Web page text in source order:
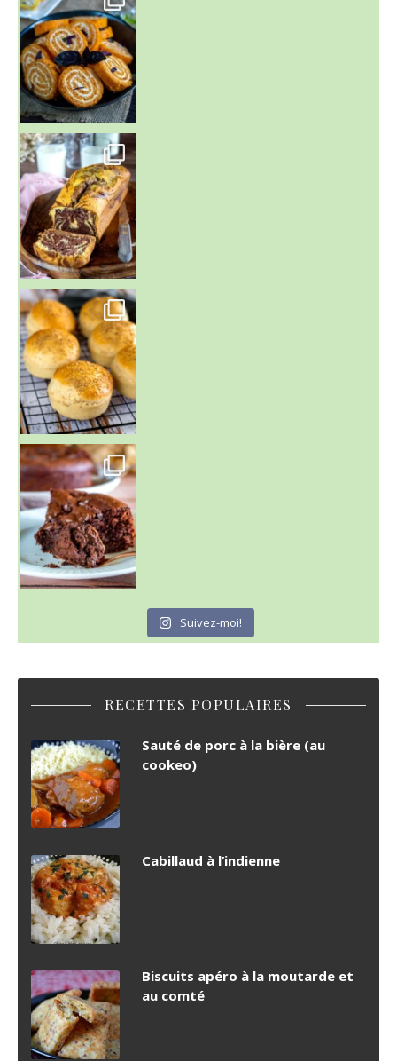
~ BUNS MAISON ~
Un peu de boulange par ici au
~ GÂTEAU FONDANT CHOCO NOISETTE ~
C'est lundi
Suivez-moi!
RECETTES POPULAIRES
Sauté de porc à la bière (au
cookeo)
Cabillaud à l’indienne
Biscuits apéro à la moutarde et
au comté